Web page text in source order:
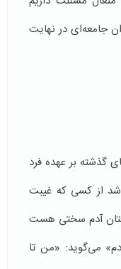
جامعه‌ای در نهایت
گذشته‌ بر عهده‌ فرد
از کسی که غیبت
آدم سختی هست
می‌گوید: «من تا